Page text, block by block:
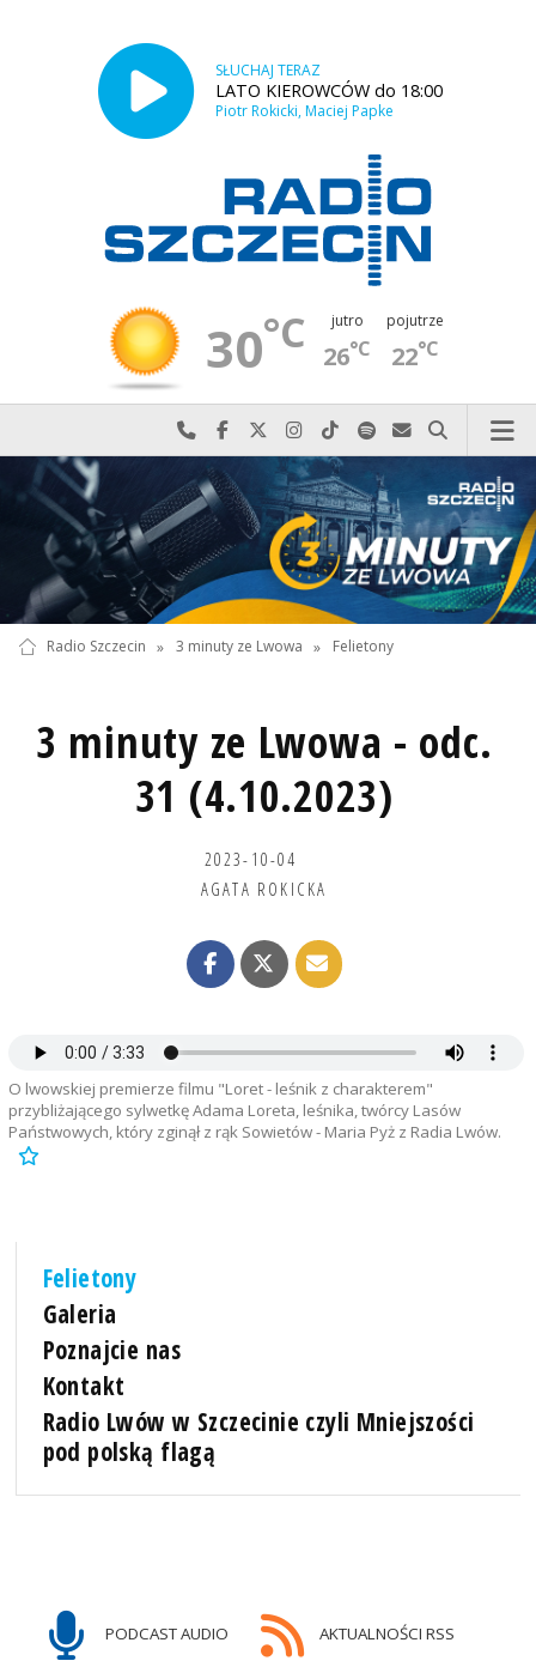
SŁUCHAJ TERAZ
LATO KIEROWCÓW do 18:00
Piotr Rokicki, Maciej Papke
30°C jutro
26°C
pojutrze
22°C
Najlepiej po prostu do nas zadzwoń
Odwiedź nas na Facebook-u
Odwiedź nas na X
Odwiedź nas na Instagram-ie
Odwiedź nas na TikTok-u
Szukaj nas na Spotify
Wyślij do nas
Szukaj
Radio Szczecin » 3 minuty ze Lwowa » Felietony
3 minuty ze Lwowa - odc.
31 (4.10.2023)
2023-10-04
AGATA ROKICKA
O lwowskiej premierze filmu "Loret - leśnik z charakterem"
przybliżającego sylwetkę Adama Loreta, leśnika, twórcy Lasów
Państwowych, który zginął z rąk Sowietów - Maria Pyż z Radia Lwów.
Felietony
Galeria
Poznajcie nas
Kontakt
Radio Lwów w Szczecinie czyli Mniejszości
pod polską flagą
PODCAST AUDIO AKTUALNOŚCI RSS